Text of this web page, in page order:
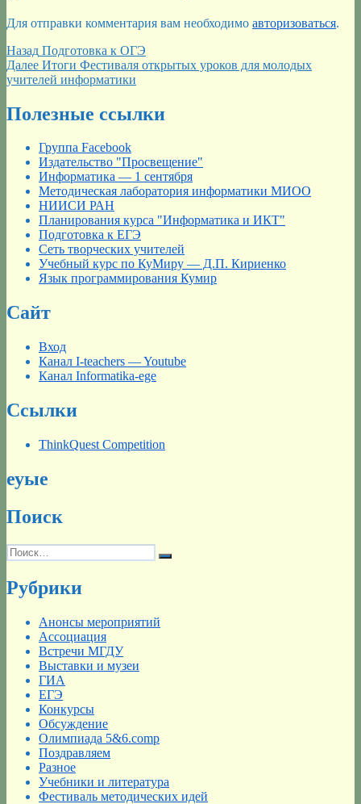
Для отправки комментария вам необходимо авторизоваться.
Навигация
по
Назад Предыдущая
запись:
Подготовка к ОГЭ
Далее Следующая
запись:
Итоги Фестиваля открытых уроков для молодых
учителей информатики
Полезные ссылки
Группа Facebook
Издательство "Просвещение"
Информатика — 1 сентября
Методическая лаборатория информатики МИОО
НИИСИ РАН
Планирования курса "Информатика и ИКТ"
Подготовка к ЕГЭ
Сеть творческих учителей
Учебный курс по КуМиру — Д.П. Кириенко
Язык программирования Кумир
Сайт
Вход
Канал I-teachers — Youtube
Канал Informatika-ege
Ссылки
ThinkQuest Competition
еуые
Поиск
Искать:
Поиск
Рубрики
Анонсы мероприятий
Ассоциация
Встречи МГДУ
Выставки и музеи
ГИА
ЕГЭ
Конкурсы
Обсуждение
Олимпиада 5&6.comp
Поздравляем
Разное
Учебники и литература
Фестиваль методических идей